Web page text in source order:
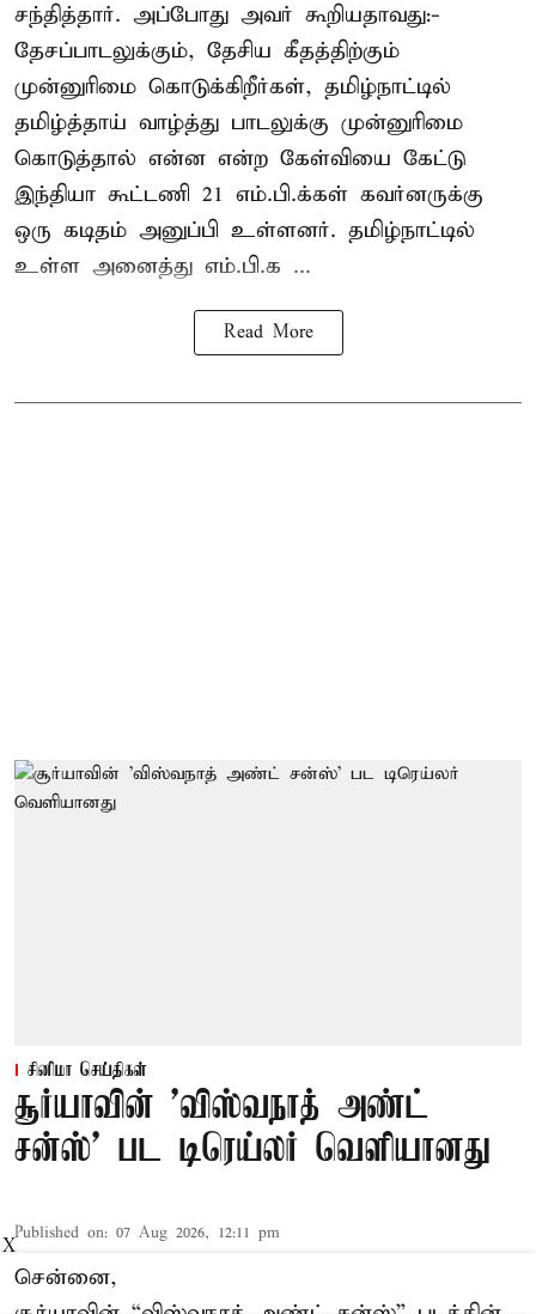
சந்தித்தார். அப்போது அவர் கூறியதாவது:-
தேசப்பாடலுக்கும், தேசிய கீதத்திற்கும்
முன்னுரிமை கொடுக்கிறீர்கள், தமிழ்நாட்டில்
தமிழ்த்தாய் வாழ்த்து பாடலுக்கு முன்னுரிமை
கொடுத்தால் என்ன என்ற கேள்வியை கேட்டு
இந்தியா கூட்டணி 21 எம்.பி.க்கள் கவர்னருக்கு
ஒரு கடிதம் அனுப்பி உள்ளனர். தமிழ்நாட்டில்
உள்ள அனைத்து எம்.பி.க ...
Read More
சினிமா செய்திகள்
சூர்யாவின் 'விஸ்வநாத் அண்ட்
சன்ஸ்' பட டிரெய்லர் வெளியானது
Published on: 07 Aug 2026, 12:11 pm
சென்னை,
X